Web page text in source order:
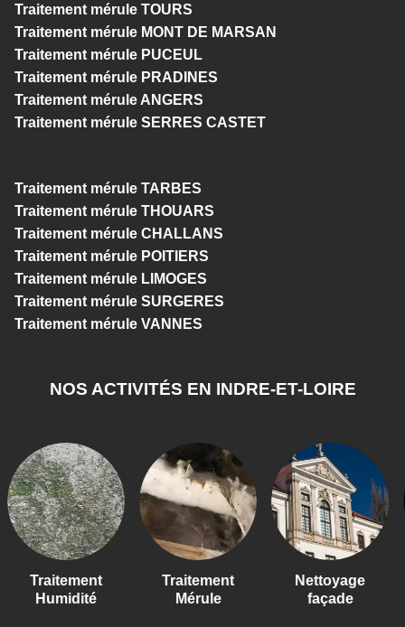
Traitement mérule TOURS
Traitement mérule MONT DE MARSAN
Traitement mérule PUCEUL
Traitement mérule PRADINES
Traitement mérule ANGERS
Traitement mérule SERRES CASTET
Traitement mérule TARBES
Traitement mérule THOUARS
Traitement mérule CHALLANS
Traitement mérule POITIERS
Traitement mérule LIMOGES
Traitement mérule SURGERES
Traitement mérule VANNES
NOS ACTIVITÉS EN INDRE-ET-LOIRE
Traitement
Humidité
Traitement
Mérule
Nettoyage
façade